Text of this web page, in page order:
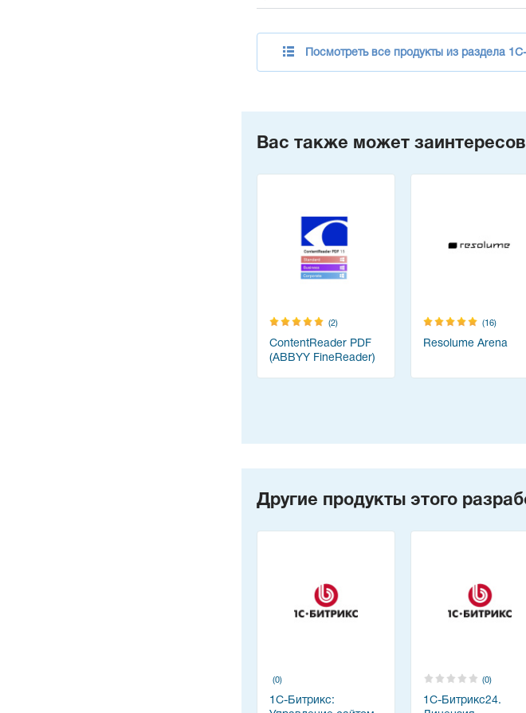
Посмотреть все продукты из раздела
Вас также может
(2)
ContentReader PDF
(ABBYY FineReader)
(16)
Resolume Arena
Другие продукты этого
(0)
1С-Битрикс:
(0)
1С-Битрикс24.